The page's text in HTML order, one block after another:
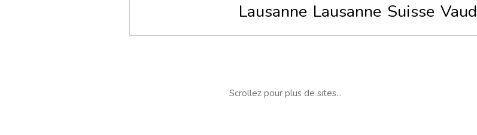
Lausanne Lausanne Suisse Vaud
Scrollez pour plus de sites...